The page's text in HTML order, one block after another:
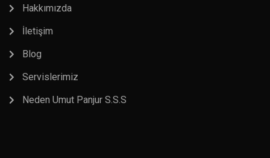
Hakkımızda
İletişim
Blog
Servislerimiz
Neden Umut Panjur S.S.S